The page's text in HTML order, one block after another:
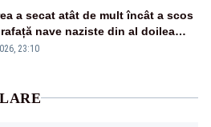
a secat atât de mult încât a scos
nave naziste din al doilea
23:10